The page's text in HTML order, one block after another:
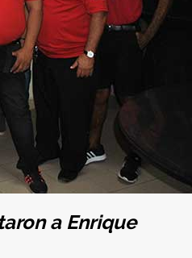
a Enrique